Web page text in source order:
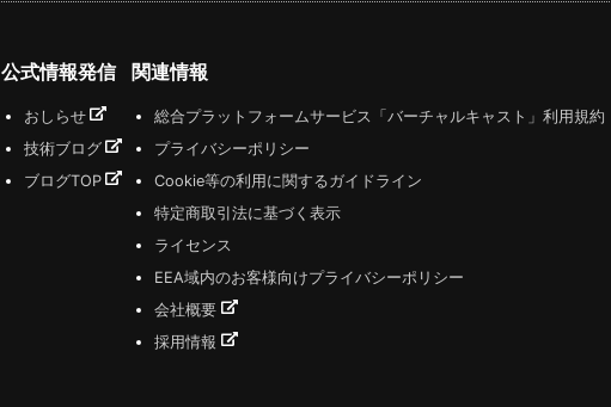
公式情報発信
おしらせ
技術ブログ
ブログTOP
関連情報
総合プラットフォームサービス「バーチャルキャスト」利用規約
プライバシーポリシー
Cookie等の利用に関するガイドライン
特定商取引法に基づく表示
ライセンス
EEA域内のお客様向けプライバシーポリシー
会社概要
採用情報